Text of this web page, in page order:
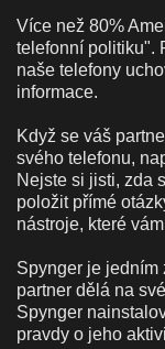
Více než 80%
telefonní politiku".
naše telefony
informace.
Když se váš
svého telefonu,
Nejste si jisti, zda
položit přímé
nástroje, které
Spynger je jedním
partner dělá na
Spynger
pravdy o jeho